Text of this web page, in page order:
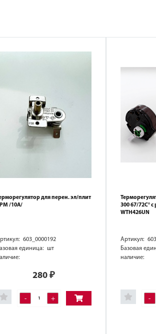
для перен. эл/плит
/10А/
603_0000192
единица: шт
280 ₽
- +
300 67/72C°
WTH426UN
Артикул:
Базовая
наличие:
-